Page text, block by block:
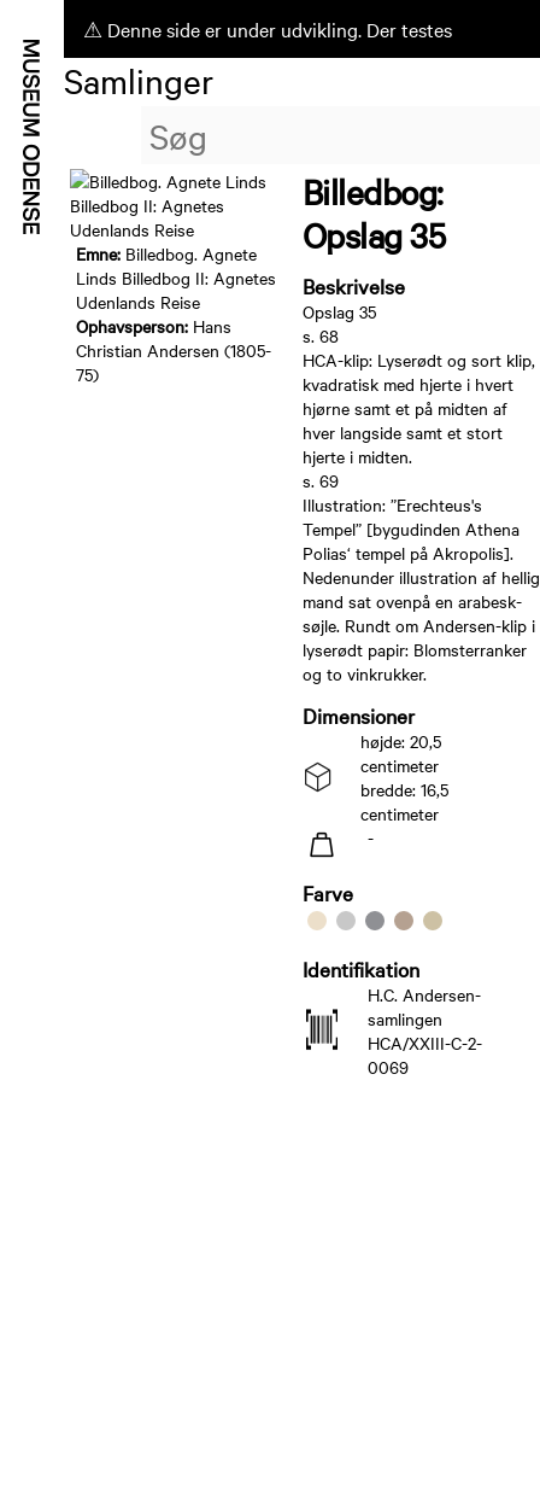
⚠ Denne side er under udvikling. Der testes
ufærdige funktioner.
Samlinger
Emne: Billedbog. Agnete
Linds Billedbog II: Agnetes
Udenlands Reise
Ophavsperson: Hans
Christian Andersen (1805-
75)
Billedbog:
Opslag 35
Beskrivelse
Opslag 35
s. 68
HCA-klip: Lyserødt og sort klip,
kvadratisk med hjerte i hvert
hjørne samt et på midten af
hver langside samt et stort
hjerte i midten.
s. 69
Illustration: ”Erechteus's
Tempel” [bygudinden Athena
Polias‘ tempel på Akropolis].
Nedenunder illustration af hellig
mand sat ovenpå en arabesk-
søjle. Rundt om Andersen-klip i
lyserødt papir: Blomsterranker
og to vinkrukker.
Dimensioner
højde: 20,5
centimeter
bredde: 16,5
centimeter
-
Farve
Identifikation
H.C. Andersen-
samlingen
HCA/XXIII-C-2-
0069